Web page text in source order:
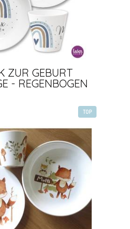
ZUR GEBURT
- REGENBOGEN
TOP